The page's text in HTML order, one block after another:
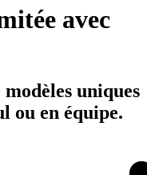
avec
uniques
ou en équipe.